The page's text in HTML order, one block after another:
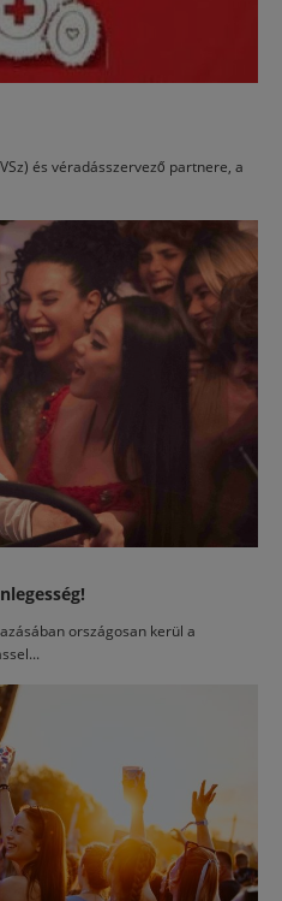
és véradásszervező partnere, a
országosan kerül a